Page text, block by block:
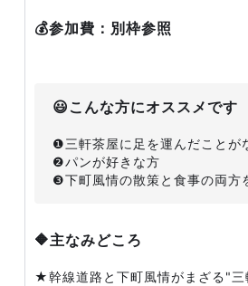
💰参加費：別枠参照
😃こんな方にオススメです
❶三軒茶屋に足を運んだことが
❷パンが好きな方
❸下町風情の散策と食事の両方
🔶主なみどころ
★幹線道路と下町風情がまざる"三